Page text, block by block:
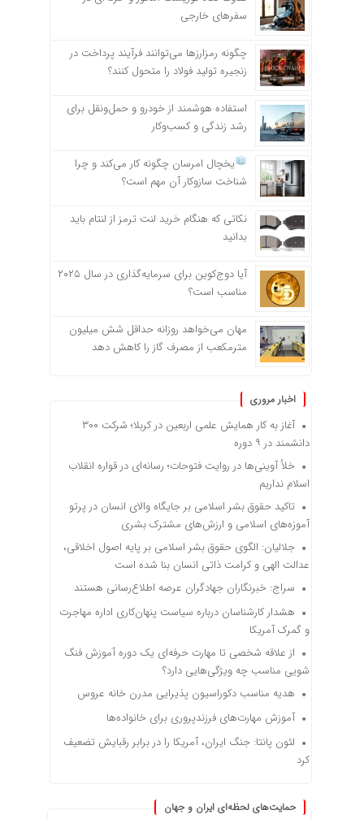
سفرهای خارجی
چگونه رمزارزها می‌توانند فرآیند پرداخت در
زنجیره تولید فولاد را متحول کنند؟
استفاده هوشمند از خودرو و حمل‌ونقل برای
رشد زندگی و کسب‌وکار
یخچال امرسان چگونه کار می‌کند و چرا
شناخت سازوکار آن مهم است؟
نکاتی که هنگام خرید لنت ترمز از لنتام باید
بدانید
آیا دوج‌کوین برای سرمایه‌گذاری در سال ۲۰۲۵
مناسب است؟
مهان می‌خواهد روزانه حداقل شش میلیون
مترمکعب از مصرف گاز را کاهش دهد
اخبار مروری
آغاز به کار همایش علمی اربعین در کربلا؛ شرکت ۳۰۰
دانشمند در ۹ دوره
خلأ آوینی‌ها در روایت فتوحات؛ رسانه‌ای در قواره انقلاب
اسلام نداریم
تاکید حقوق بشر اسلامی بر جایگاه والای انسان در پرتو
آموزه‌های اسلامی و ارزش‌های مشترک بشری
جلالیان: الگوی حقوق بشر اسلامی بر پایه اصول اخلاقی،
عدالت الهی و کرامت ذاتی انسان بنا شده است
سراج: خبرنگاران جهادگران عرصه اطلاع‌رسانی هستند
هشدار کارشناسان درباره سیاست پنهان‌کاری اداره مهاجرت
و گمرک آمریکا
از علاقه شخصی تا مهارت حرفه‌ای یک دوره آموزش فنگ
شویی مناسب چه ویژگی‌هایی دارد؟
هدیه مناسب دکوراسیون پذیرایی مدرن خانه عروس
آموزش مهارت‌های فرزندپروری برای خانواده‌ها
لئون پانتا: جنگ ایران، آمریکا را در برابر رقبایش تضعیف
کرد
حمایت‌های لحظه‌ای ایران و جهان